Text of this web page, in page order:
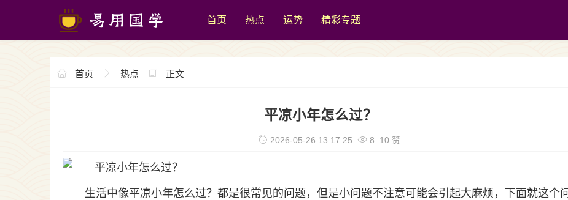
首页 热点 运势 精彩专题
首页 热点 正文
平凉小年怎么过？
2026-05-26 13:17:25 8 10 赞
生活中像平凉小年怎么过？都是很常见的问题，但是小问题不注意可能会引起大麻烦，下面就这个问